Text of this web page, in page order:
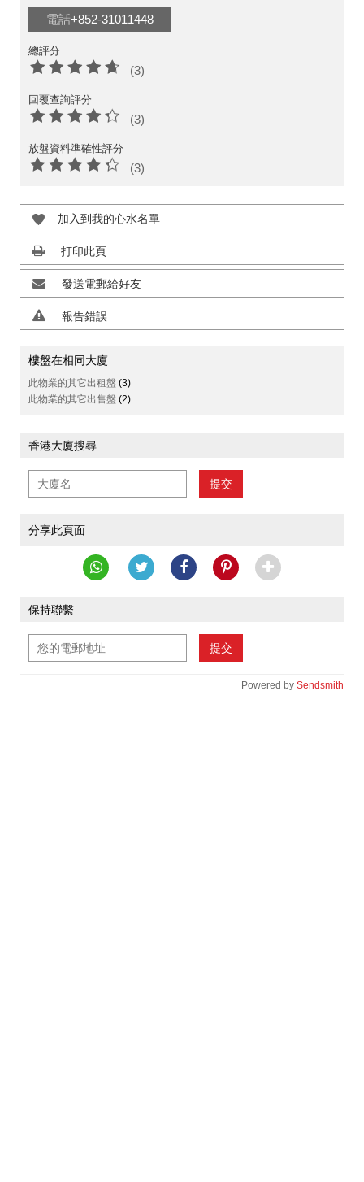
電話+852-31011448
總評分
(3)
回覆查詢評分
(3)
放盤資料準確性評分
(3)
加入到我的心水名單
打印此頁
發送電郵給好友
報告錯誤
樓盤在相同大廈
此物業的其它出租盤 (3)
此物業的其它出售盤 (2)
香港大廈搜尋
提交
分享此頁面
保持聯繫
提交
Powered by Sendsmith